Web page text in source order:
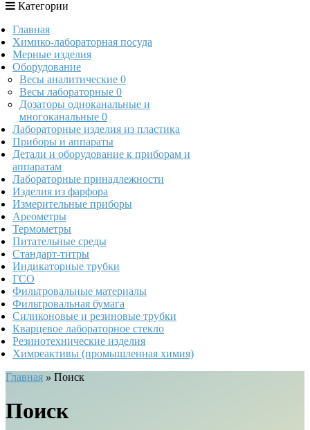
Категории
Главная
Химико-лабораторная посуда
Мерные изделия
Оборудование
Весы аналитические 0
Весы лабораторные 0
Дозаторы одноканальные и
многоканальные 0
Лабораторные изделия из пластика
Приборы и аппараты
Детали и оборудование к приборам и
аппаратам
Лабораторные принадлежности
Изделия из фарфора
Измерительные приборы
Ареометры
Термометры
Питательные среды
Стандарт-титры
Индикаторные трубки
ГСО
Фильтровальные материалы
Фильтровальная бумага
Силиконовые и резиновые трубки
Кварцевое лабораторное стекло
Резинотехнические изделия
Химреактивы (промышленная химия)
Главная » Поиск
Поиск